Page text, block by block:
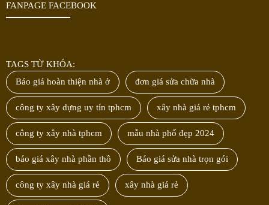
FANPAGE FACEBOOK
TAGS TỪ KHÓA:
Báo giá hoàn thiện nhà ở
đơn giá sửa chữa nhà
công ty xây dựng uy tín tphcm xây nhà giá rẻ tphcm
công ty xây nhà tphcm mẫu nhà phố đẹp 2024
báo giá xây nhà phần thô Báo giá sửa nhà trọn gói
công ty xây nhà giá rẻ xây nhà giá rẻ